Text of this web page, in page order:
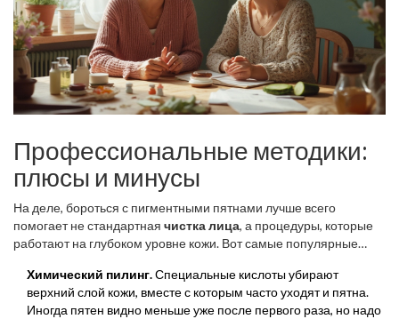
Профессиональные методики:
плюсы и минусы
На деле, бороться с пигментными пятнами лучше всего
помогает не стандартная чистка лица, а процедуры, которые
работают на глубоком уровне кожи. Вот самые популярные
Химический пилинг.Специальные кислоты убирают
верхний слой кожи, вместе с которым часто уходят и пятна.
Иногда пятен видно меньше уже после первого раза, но надо